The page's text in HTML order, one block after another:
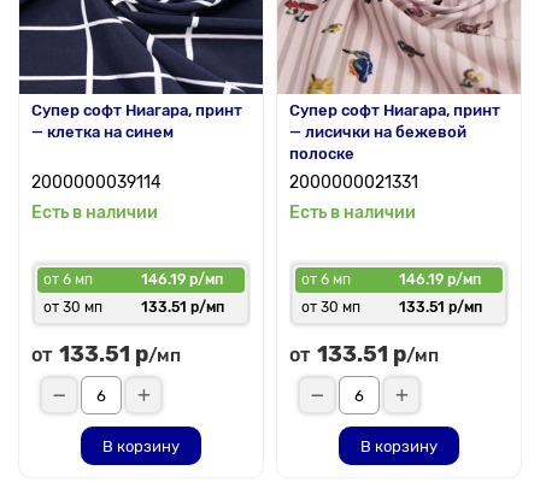
Супер софт Ниагара, принт
— клетка на синем
2000000039114
Есть в наличии
от 6 мп
146.19 р/мп
от 30 мп
133.51 р/мп
от 133.51 р/мп
В корзину
Супер софт Ниагара, принт
— лисички на бежевой
полоске
2000000021331
Есть в наличии
от 6 мп
146.19 р/мп
от 30 мп
133.51 р/мп
от 133.51 р/мп
В корзину